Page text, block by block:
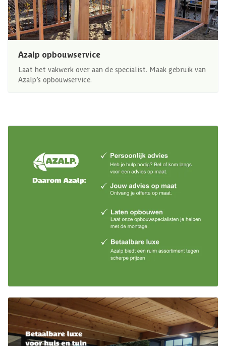
Azalp opbouwservice
Laat het vakwerk over aan de specialist. Maak gebruik van
Azalp’s opbouwservice.